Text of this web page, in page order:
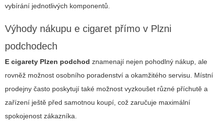
vybírání jednotlivých komponentů.
Výhody nákupu e cigaret přímo v Plzni
podchodech
E cigarety Plzen podchod znamenají nejen pohodlný nákup, ale
rovněž možnost osobního poradenství a okamžitého servisu. Místní
prodejny často poskytují také možnost vyzkoušet různé příchutě a
zařízení ještě před samotnou koupí, což zaručuje maximální
spokojenost zákazníka.